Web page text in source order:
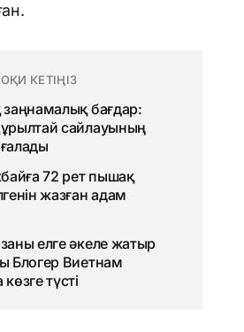
КЕТІҢІЗ
бағдар:
сайлауының
72 рет пышақ
жазған адам
елге әкеле жатыр
Блогер Виетнам
түсті